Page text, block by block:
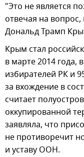
"Это не является
отвечая на
Дональд Трамп
Крым стал
в марте 2014 года,
избирателей РК и
за вхождение в
считает
оккупированной
заявляла, что
не противоречит
и уставу ООН.